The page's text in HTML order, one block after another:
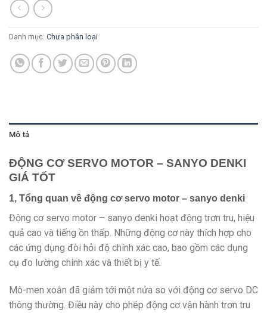
Danh mục: Chưa phân loại
Mô tả
ĐỘNG CƠ SERVO MOTOR – SANYO DENKI
GIÁ TỐT
1, Tổng quan về động cơ servo motor – sanyo denki
Động cơ servo motor – sanyo denki hoạt động trơn tru, hiệu
quả cao và tiếng ồn thấp. Những động cơ này thích hợp cho
các ứng dụng đòi hỏi độ chính xác cao, bao gồm các dụng
cụ đo lường chính xác và thiết bị y tế.
Mô-men xoắn đã giảm tới một nửa so với động cơ servo DC
thông thường. Điều này cho phép động cơ vận hành trơn tru